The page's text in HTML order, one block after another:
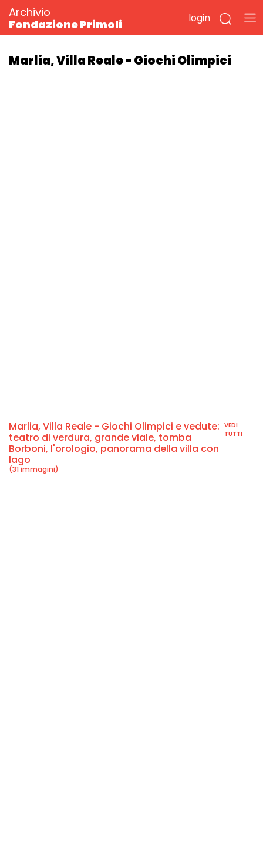
Archivio
Fondazione Primoli
login
Marlia, Villa Reale - Giochi Olimpici
Marlia, Villa Reale - Giochi Olimpici e vedute:
teatro di verdura, grande viale, tomba
Borboni, l'orologio, panorama della villa con
lago
(31 immagini)
VEDI
TUTTI